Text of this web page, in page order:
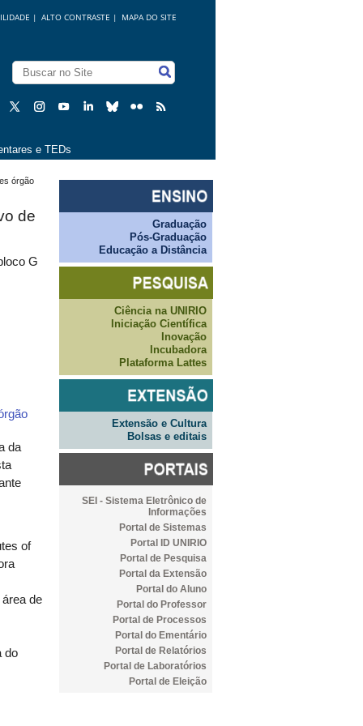
MAPA DO SITE
ALTO CONTRASTE |
|
e TEDs
órgão
de
G
da
of
de
do
Graduação
Pós-Graduação
Educação a Distância
Ciência na UNIRIO
Iniciação Científica
Inovação
Incubadora
Plataforma Lattes
Extensão e Cultura
Bolsas e editais
SEI - Sistema Eletrônico de
Informações
Portal de Sistemas
Portal ID UNIRIO
Portal de Pesquisa
Portal da Extensão
Portal do Aluno
Portal do Professor
Portal de Processos
Portal do Ementário
Portal de Relatórios
Portal de Laboratórios
Portal de Eleição